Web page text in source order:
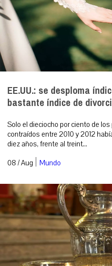
EE.UU.: se desploma
bastante índice de
Solo el dieciocho por ciento de
contraídos entre 2010 y 2012
diez años, frente al treint...
08 / Aug | Mundo